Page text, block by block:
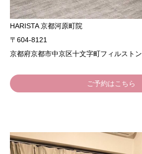
HARISTA 京都河原町院
〒604-8121
京都府京都市中京区十文字町フィルスト
ご予約はこちら